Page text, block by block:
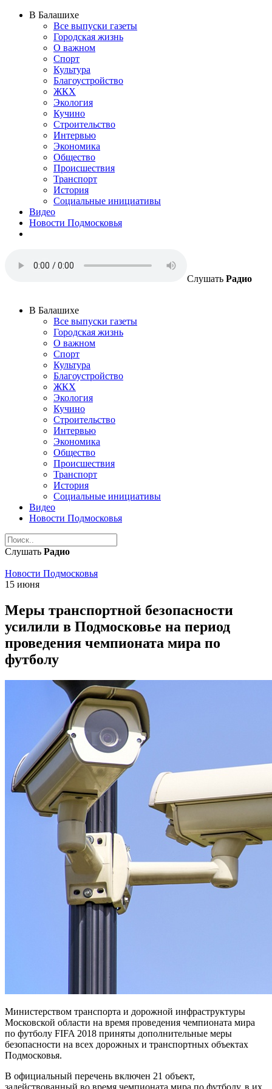
В Балашихе
Все выпуски газеты
Городская жизнь
О важном
Спорт
Культура
Благоустройство
ЖКХ
Экология
Кучино
Строительство
Интервью
Экономика
Общество
Происшествия
Транспорт
История
Социальные инициативы
Видео
Новости Подмосковья
Слушать Радио
В Балашихе
Все выпуски газеты
Городская жизнь
О важном
Спорт
Культура
Благоустройство
ЖКХ
Экология
Кучино
Строительство
Интервью
Экономика
Общество
Происшествия
Транспорт
История
Социальные инициативы
Видео
Новости Подмосковья
Слушать Радио
Новости Подмосковья
15 июня
Меры транспортной безопасности
усилили в Подмосковье на период
проведения чемпионата мира по
футболу
Министерством транспорта и дорожной инфраструктуры
Московской области на время проведения чемпионата мира
по футболу FIFA 2018 приняты дополнительные меры
безопасности на всех дорожных и транспортных объектах
Подмосковья.
В официальный перечень включен 21 объект,
задействованный во время чемпионата мира по футболу, в их